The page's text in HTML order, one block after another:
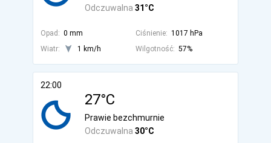
Odczuwalna 31°C
Opad: 0 mm Ciśnienie: 1017 hPa
Wiatr:
1 km/h Wilgotność: 57%
22:00
27°C
Odczuwalna 30°C
Prawie bezchmurnie